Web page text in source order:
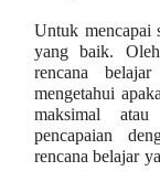
Untuk mencapai
yang baik.
rencana
mengetahui
maksimal
pencapaian
rencana belajar